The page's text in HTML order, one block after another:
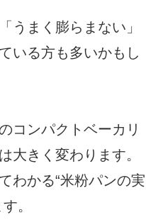
うまく膨らまない」
いる方も多いかもし
コンパクトベーカリ
大きく変わります。
わかる“米粉パンの実
。